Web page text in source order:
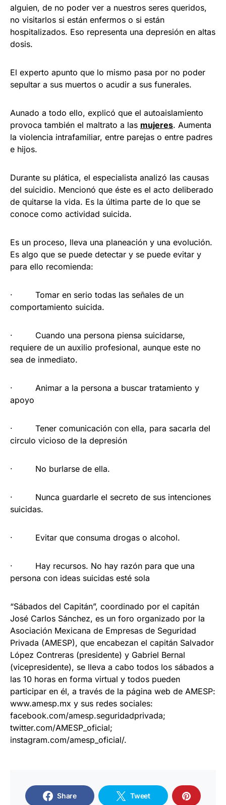
alguien, de no poder ver a nuestros seres queridos,
no visitarlos si están enfermos o si están
hospitalizados. Eso representa una depresión en altas
dosis.
El experto apunto que lo mismo pasa por no poder
sepultar a sus muertos o acudir a sus funerales.
Aunado a todo ello, explicó que el autoaislamiento
provoca también el maltrato a las mujeres. Aumenta
la violencia intrafamiliar, entre parejas o entre padres
e hijos.
Durante su plática, el especialista analizó las causas
del suicidio. Mencionó que éste es el acto deliberado
de quitarse la vida. Es la última parte de lo que se
conoce como actividad suicida.
Es un proceso, lleva una planeación y una evolución.
Es algo que se puede detectar y se puede evitar y
para ello recomienda:
· Tomar en serio todas las señales de un
comportamiento suicida.
· Cuando una persona piensa suicidarse,
requiere de un auxilio profesional, aunque este no
sea de inmediato.
· Animar a la persona a buscar tratamiento y
apoyo
· Tener comunicación con ella, para sacarla del
circulo vicioso de la depresión
· No burlarse de ella.
· Nunca guardarle el secreto de sus intenciones
suicidas.
· Evitar que consuma drogas o alcohol.
· Hay recursos. No hay razón para que una
persona con ideas suicidas esté sola
“Sábados del Capitán”, coordinado por el capitán
José Carlos Sánchez, es un foro organizado por la
Asociación Mexicana de Empresas de Seguridad
Privada (AMESP), que encabezan el capitán Salvador
López Contreras (presidente) y Gabriel Bernal
(vicepresidente), se lleva a cabo todos los sábados a
las 10 horas en forma virtual y todos pueden
participar en él, a través de la página web de AMESP:
www.amesp.mx y sus redes sociales:
facebook.com/amesp.seguridadprivada;
twitter.com/AMESP_oficial;
instagram.com/amesp_oficial/.
Share Tweet